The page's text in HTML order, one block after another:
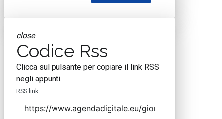
close
Codice Rss
Clicca sul pulsante per copiare il link RSS
negli appunti.
RSS link